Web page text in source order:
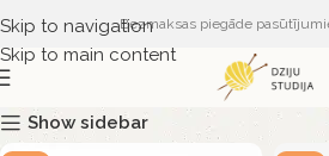
Skip to navigation
Skip to main content
Bezmaksas piegāde
Show sidebar